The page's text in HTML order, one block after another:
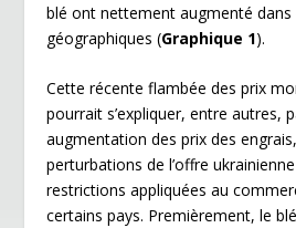
blé ont nettement augmenté
géographiques (Graphique 1).
Cette récente flambée des prix
pourrait s’expliquer, entre autres,
augmentation des prix des
perturbations de l’offre
restrictions appliquées au
certains pays. Premièrement, le